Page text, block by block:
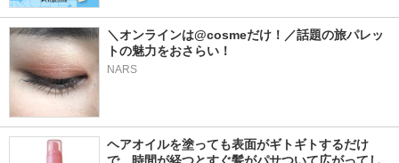
＼オンラインは@cosmeだけ！／話題の旅パレッ
トの魅力をおさらい！
NARS
ヘアオイルを塗っても表面がギトギトするだけ